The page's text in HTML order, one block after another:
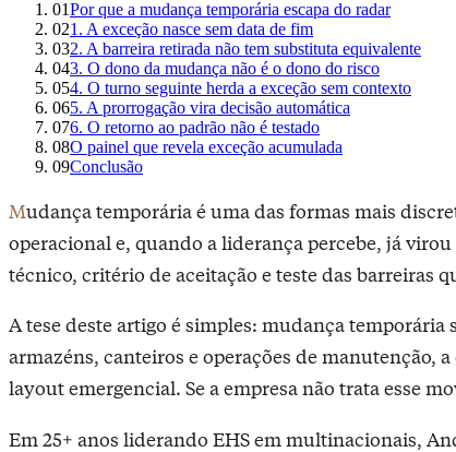
01Por que a mudança temporária escapa do radar
021. A exceção nasce sem data de fim
032. A barreira retirada não tem substituta equivalente
043. O dono da mudança não é o dono do risco
054. O turno seguinte herda a exceção sem contexto
065. A prorrogação vira decisão automática
076. O retorno ao padrão não é testado
08O painel que revela exceção acumulada
09Conclusão
Mudança temporária é uma das formas mais discretas de perda de controle em SST. Ela nasce com justificativa razoável, dura mais do que o previsto, ganha apelido
operacional e, quando a liderança percebe, já
técnico, critério de aceitação e teste das barreiras
A tese deste artigo é simples: mudança
armazéns, canteiros e operações de manutenção,
layout emergencial. Se a empresa não trata esse
Em 25+ anos liderando EHS em multinacionais,